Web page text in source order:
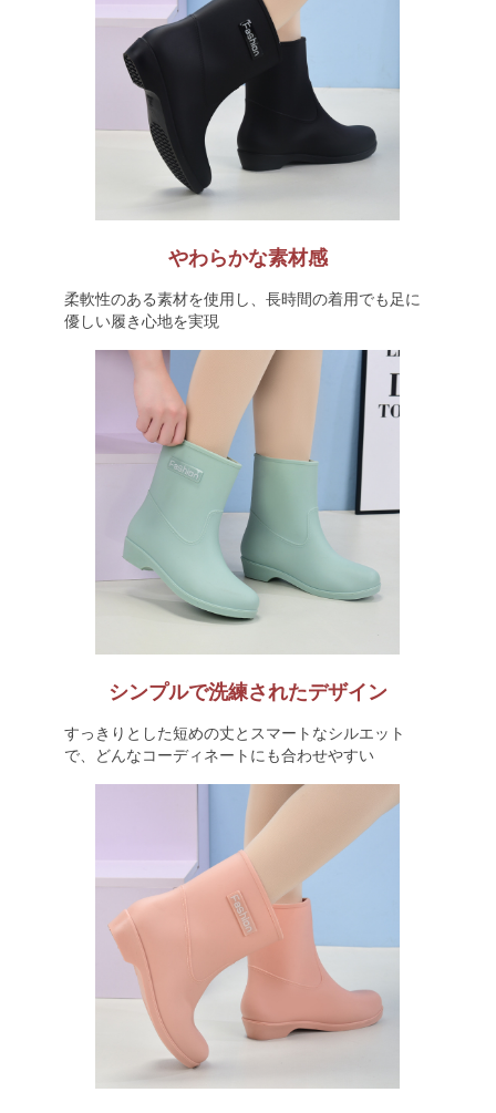
やわらかな素材感
柔軟性のある素材を使用し、長時間の着用でも足に
優しい履き心地を実現
シンプルで洗練されたデザイン
すっきりとした短めの丈とスマートなシルエット
で、どんなコーディネートにも合わせやすい